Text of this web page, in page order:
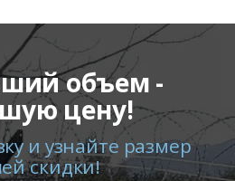
объем -
цену!
и узнайте размер
скидки!